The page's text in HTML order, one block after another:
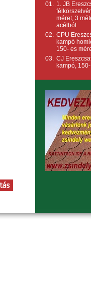
01. 1. JB
méret, 3
acélból
02. CPU
kampó
150- es
03. CJ
kampó,